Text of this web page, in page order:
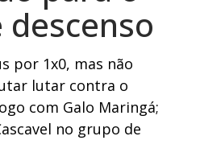
por 1x0, mas não
lutar contra o
com Galo Maringá;
no grupo de